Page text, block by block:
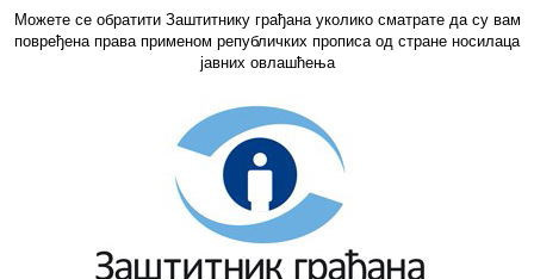
Можете се обратити Заштитнику грађана уколико сматрате да су вам
повређена права применом републичких прописа од стране носилаца
јавних овлашћења